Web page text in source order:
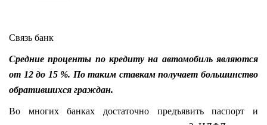
Связь банк
Средние проценты по кредиту на автомобиль являются
от 12 до 15 %. По таким ставкам получает большинство
обратившихся граждан.
Во многих банках достаточно предъявить паспорт и